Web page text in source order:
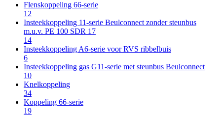
Flenskoppeling 66-serie
12
Insteekkoppeling 11-serie Beulconnect zonder steunbus
m.u.v. PE 100 SDR 17
14
Insteekkoppeling A6-serie voor RVS ribbelbuis
6
Insteekkoppeling gas G11-serie met steunbus Beulconnect
10
Knelkoppeling
34
Koppeling 66-serie
19